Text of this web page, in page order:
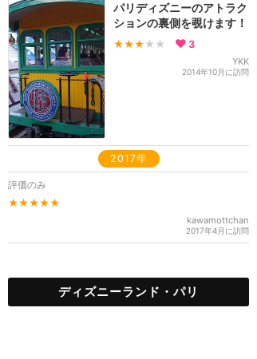
パリディズニーのアトラク
ションの裏側を覗けます！
★★★ ★★ 3
YKK
2014年10月に訪問
2017年
評価のみ
★★★★★
kawamottchan
2017年4月に訪問
ディズニーランド・パリ